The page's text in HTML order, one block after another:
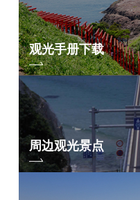
观光手册下载
周边观光景点